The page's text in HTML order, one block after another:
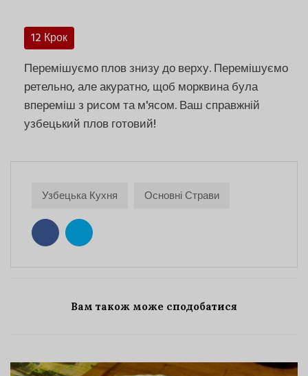
12 Крок
Перемішуємо плов знизу до верху. Перемішуємо
ретельно, але акуратно, щоб морквина була
впереміш з рисом та м'ясом. Ваш справжній
узбецький плов готовий!
Узбецька Кухня Основні Страви
Вам також може сподобатися